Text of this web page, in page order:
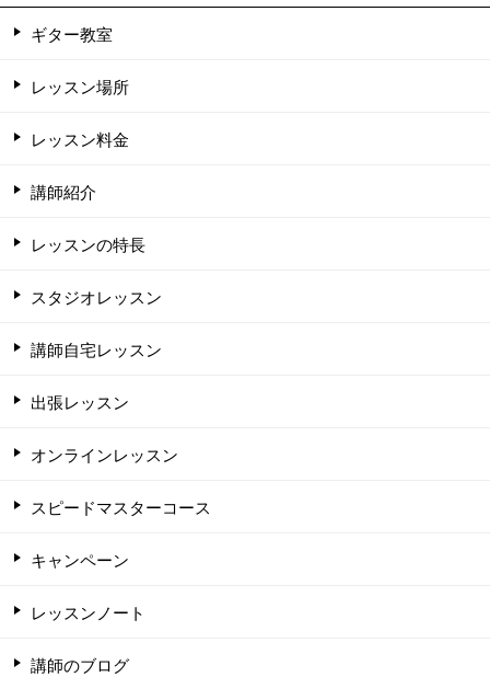
ギター教室
レッスン場所
レッスン料金
講師紹介
レッスンの特長
スタジオレッスン
講師自宅レッスン
出張レッスン
オンラインレッスン
スピードマスターコース
キャンペーン
レッスンノート
講師のブログ